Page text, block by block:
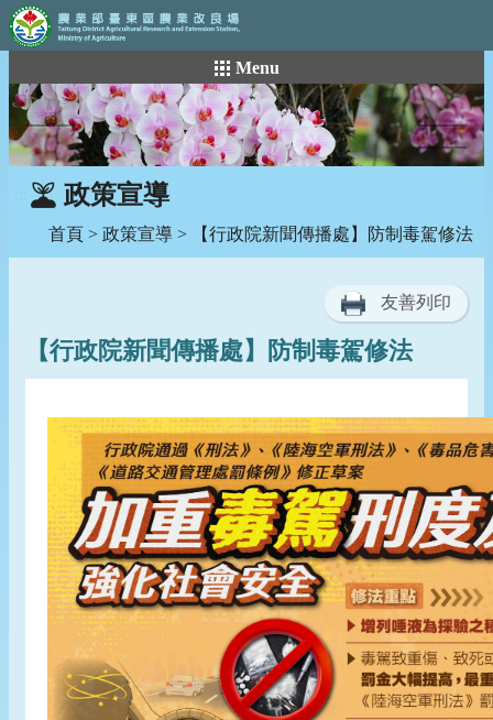
到
主
要
內
區
Menu
::: 政策宣導
首頁 > 政策宣導 > 【行政院新聞傳播處】防制毒駕修法
友善列印
【行政院新聞傳播處】防制毒駕修法